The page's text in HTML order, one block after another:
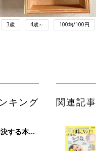
3歳 4歳～ 100均/100円
キング
する本
～2才
関連記事